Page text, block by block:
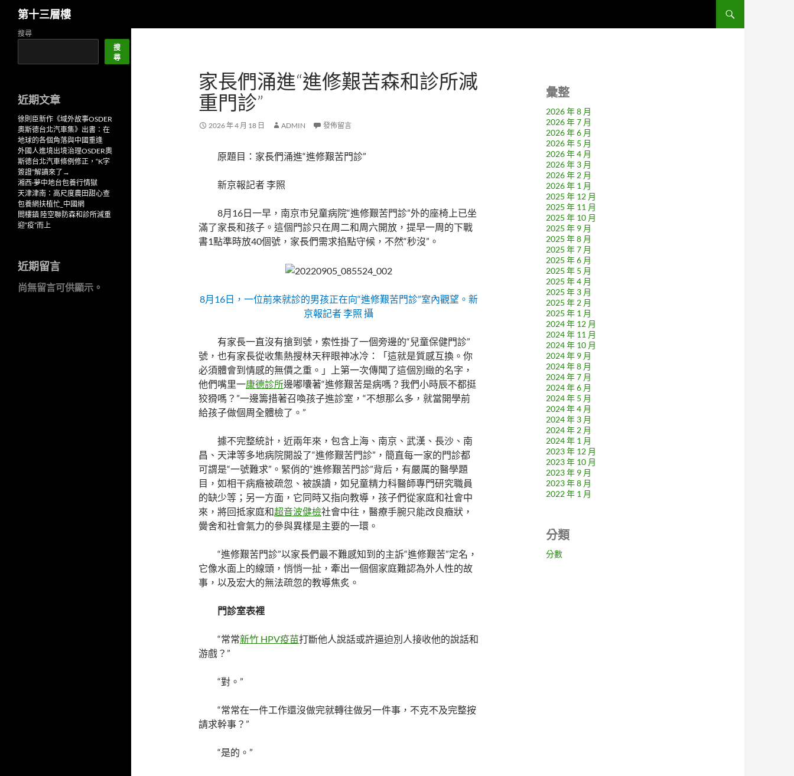
第十三層樓
家長們涌進“進修艱苦森和診所減
重門診”
2026 年 4 月 18 日 ADMIN 發佈留言
原題目：家長們涌進“進修艱苦門診”
新京報記者 李照
8月16日一早，南京市兒童病院“進修艱苦門診”外的座椅上已坐
滿了家長和孩子。這個門診只在周二和周六開放，提早一周的下戰
書1點準時放40個號，家長們需求掐點守候，不然“秒沒”。
8月16日，一位前來就診的男孩正在向“進修艱苦門診”室內觀望。新
京報記者 李照 攝
有家長一直沒有搶到號，索性掛了一個旁邊的“兒童保健門診”
號，也有家長從收集熱搜林天秤眼神冰冷：「這就是質感互換。你
必須體會到情感的無價之重。」上第一次傳聞了這個別緻的名字，
他們嘴里一康德診所邊嘟囔著“進修艱苦是病嗎？我們小時辰不都挺
狡猾嗎？”一邊籌措著召喚孩子進診室，“不想那么多，就當開學前
給孩子做個周全體檢了。”
據不完整統計，近兩年來，包含上海、南京、武漢、長沙、南
昌、天津等多地病院開設了“進修艱苦門診”，簡直每一家的門診都
可謂是“一號難求”。緊俏的“進修艱苦門診”背后，有嚴厲的醫學題
目，如相干病癥被疏忽、被誤讀，如兒童精力科醫師專門研究職員
的缺少等；另一方面，它同時又指向教導，孩子們從家庭和社會中
來，將回抵家庭和超音波健檢社會中往，醫療手腕只能改良癥狀，
黌舍和社會氣力的參與異樣是主要的一環。
“進修艱苦門診”以家長們最不難感知到的主訴“進修艱苦”定名，
它像水面上的線頭，悄悄一扯，牽出一個個家庭難認為外人性的故
事，以及宏大的無法疏忽的教導焦炙。
門診室表裡
“常常新竹 HPV疫苗打斷他人說話或許逼迫別人接收他的說話和
游戲？”
“對。”
“常常在一件工作還沒做完就轉往做另一件事，不克不及完整按
請求幹事？”
“是的。”
彙整
2026 年 8 月
2026 年 7 月
2026 年 6 月
2026 年 5 月
2026 年 4 月
2026 年 3 月
2026 年 2 月
2026 年 1 月
2025 年 12 月
2025 年 11 月
2025 年 10 月
2025 年 9 月
2025 年 8 月
2025 年 7 月
2025 年 6 月
2025 年 5 月
2025 年 4 月
2025 年 3 月
2025 年 2 月
2025 年 1 月
2024 年 12 月
2024 年 11 月
2024 年 10 月
2024 年 9 月
2024 年 8 月
2024 年 7 月
2024 年 6 月
2024 年 5 月
2024 年 4 月
2024 年 3 月
2024 年 2 月
2024 年 1 月
2023 年 12 月
2023 年 10 月
2023 年 9 月
2023 年 8 月
2022 年 1 月
分類
分數
搜尋
搜
尋
近期文章
徐則臣新作《域外故事OSDER
奧斯德台北汽車集》出書：在
地球的各個角落與中國重逢
外國人進境出境治理OSDER奧
斯德台北汽車條例修正，“K字
簽證”解讀來了→
湘西·夢中地台包養行情獄
天津津南：高尺度農田甜心查
包養網扶植忙_中國網
閻樓鎮 陸空聯防森和診所減重
迎“疫”而上
近期留言
尚無留言可供顯示。